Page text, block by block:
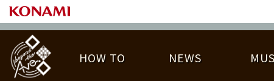
HOW TO NEWS